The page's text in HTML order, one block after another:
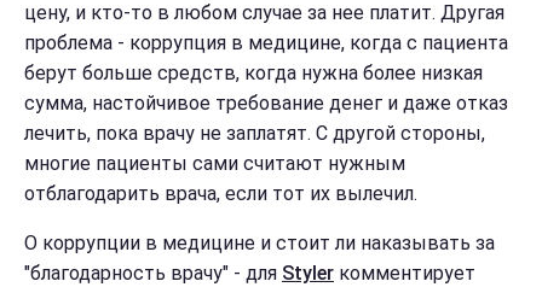
цену, и кто-то в любом случае за нее платит. Другая
проблема - коррупция в медицине, когда с пациента
берут больше средств, когда нужна более низкая
сумма, настойчивое требование денег и даже отказ
лечить, пока врачу не заплатят. С другой стороны,
многие пациенты сами считают нужным
отблагодарить врача, если тот их вылечил.
О коррупции в медицине и стоит ли наказывать за
"благодарность врачу" - для Styler комментирует